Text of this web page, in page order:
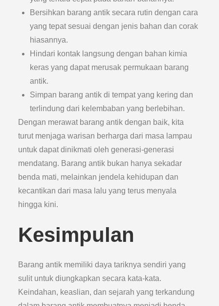
Bersihkan barang antik secara rutin dengan cara
yang tepat sesuai dengan jenis bahan dan corak
hiasannya.
Hindari kontak langsung dengan bahan kimia
keras yang dapat merusak permukaan barang
antik.
Simpan barang antik di tempat yang kering dan
terlindung dari kelembaban yang berlebihan.
Dengan merawat barang antik dengan baik, kita
turut menjaga warisan berharga dari masa lampau
untuk dapat dinikmati oleh generasi-generasi
mendatang. Barang antik bukan hanya sekadar
benda mati, melainkan jendela kehidupan dan
kecantikan dari masa lalu yang terus menyala
hingga kini.
Kesimpulan
Barang antik memiliki daya tariknya sendiri yang
sulit untuk diungkapkan secara kata-kata.
Keindahan, keaslian, dan sejarah yang terkandung